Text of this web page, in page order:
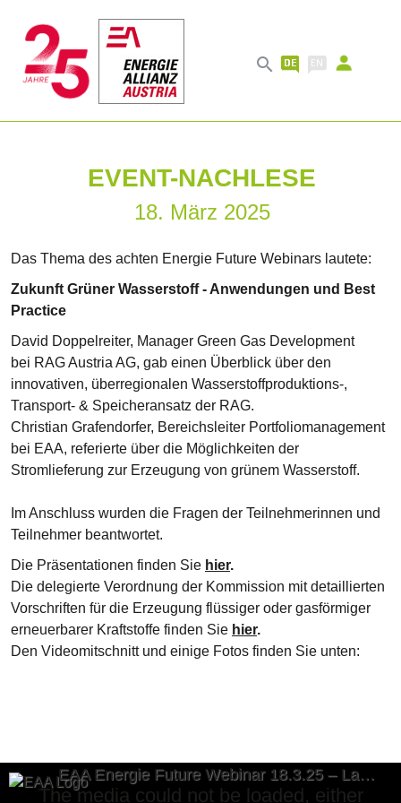

EVENT-NACHLESE
18. März 2025
Das Thema des achten Energie Future Webinars lautete:
Zukunft Grüner Wasserstoff - Anwendungen und Best
Practice
David Doppelreiter, Manager Green Gas Development
bei RAG Austria AG, gab einen Überblick über den
innovativen, überregionalen Wasserstoffproduktions-,
Transport- & Speicheransatz der RAG.
Christian Grafendorfer, Bereichsleiter Portfoliomanagement
bei EAA, referierte über die Möglichkeiten der
Stromlieferung zur Erzeugung von grünem Wasserstoff.
Im Anschluss wurden die Fragen der Teilnehmerinnen und
Teilnehmer beantwortet.
Die Präsentationen finden Sie hier.
Die delegierte Verordnung der Kommission mit detaillierten
Vorschriften für die Erzeugung flüssiger oder gasförmiger
erneuerbarer Kraftstoffe finden Sie hier.
Den Videomitschnitt und einige Fotos finden Sie unten:
This
The media could not be loaded, either
EAA Energie Future Webinar 18.3.25 – Langfassung